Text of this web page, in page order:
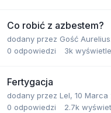
Co robić z azbestem?
dodany przez Gość
0 odpowiedzi 3k
Fertygacja
dodany przez Lel, 10 Marca
0 odpowiedzi 2.7k